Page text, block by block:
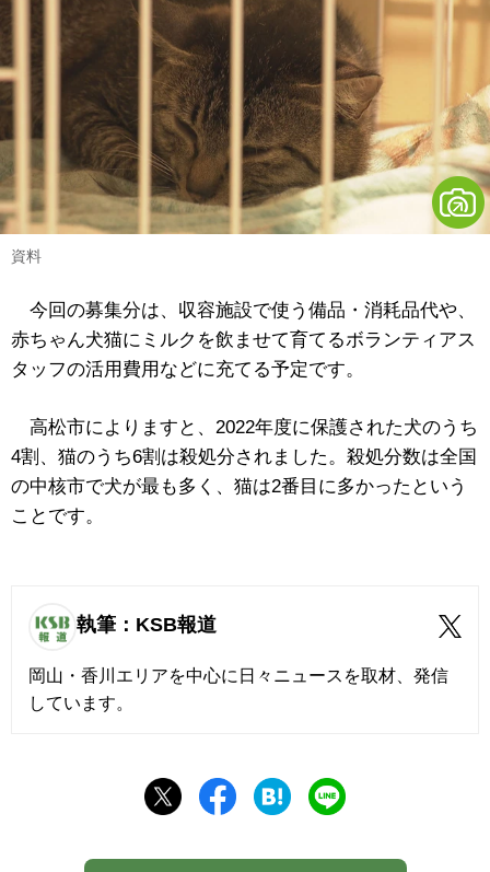
資料
今回の募集分は、収容施設で使う備品・消耗品代や、
赤ちゃん犬猫にミルクを飲ませて育てるボランティアス
タッフの活用費用などに充てる予定です。
高松市によりますと、2022年度に保護された犬のうち
4割、猫のうち6割は殺処分されました。殺処分数は全国
の中核市で犬が最も多く、猫は2番目に多かったという
ことです。
執筆：KSB報道
岡山・香川エリアを中心に日々ニュースを取材、発信
しています。